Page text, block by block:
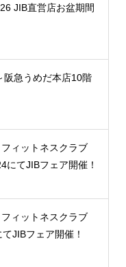
JIB直営店お盆期間
急うめだ本店10階
ィットネスクラブ
にてJIBフェア開催！
ィットネスクラブ
JIBフェア開催！